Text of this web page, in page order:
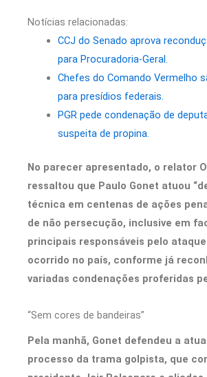
Notícias relacionadas:
CCJ do Senado aprova
para Procuradoria-Geral.
Chefes do Comando Vermelho
para presídios federais.
PGR pede condenação de
suspeita de propina.
No parecer apresentado, o relator
ressaltou que Paulo Gonet atuou
técnica em centenas de ações
de não persecução, inclusive em
principais responsáveis pelo
ocorrido no país, conforme já
variadas condenações proferidas
“Sem cores de bandeiras”
Pela manhã, Gonet defendeu a
processo da trama golpista, que